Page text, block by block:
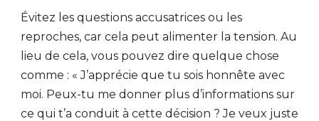
Évitez les questions accusatrices ou les
reproches, car cela peut alimenter la tension. Au
lieu de cela, vous pouvez dire quelque chose
comme : « J’apprécie que tu sois honnête avec
moi. Peux-tu me donner plus d’informations sur
ce qui t’a conduit à cette décision ? Je veux juste